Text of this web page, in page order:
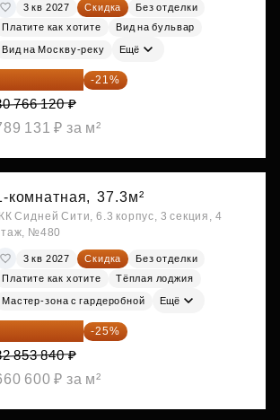
3 кв 2027 Скидка
Без отделки
Платите как хотите
Вид на бульвар
Вид на Москву-реку Ещё
24 305 235 ₽ -21%
766 120 ₽
131 ₽ за м²
комнатная, 37.3м²
Сидней Сити, 6.3 корпус, 3 секция, 4
№480
3 кв 2027 Скидка
Без отделки
Платите как хотите
Тёплая лоджия
Мастер-зона с гардеробной Ещё
24 640 380 ₽ -25%
853 840 ₽
600 ₽ за м²